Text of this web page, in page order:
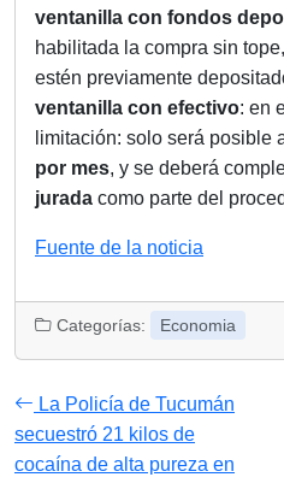
ventanilla con fondos
habilitada la compra sin
estén previamente
ventanilla con efectivo: en
limitación: solo será posible
por mes, y se deberá
jurada como parte del
Navegación
entradas
Fuente de la noticia
Categorías: Economia
La Policía de Tucumán
secuestró 21 kilos de
cocaína de alta pureza en